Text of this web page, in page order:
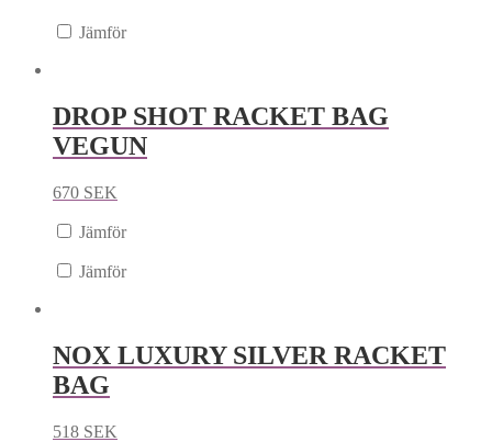
Jämför
DROP SHOT RACKET BAG
VEGUN
670 SEK
Jämför
Jämför
NOX LUXURY SILVER RACKET
BAG
518 SEK